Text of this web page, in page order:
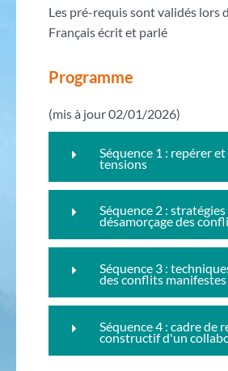
Les pré-requis sont validés lors
Français écrit et parlé
Programme
(mis à jour 02/01/2026)
Séquence 1 : repérer
tensions
Séquence 2 : stratégies
désamorçage des
Séquence 3 :
des conflits manifestes
Séquence 4 : cadre de
constructif d'un